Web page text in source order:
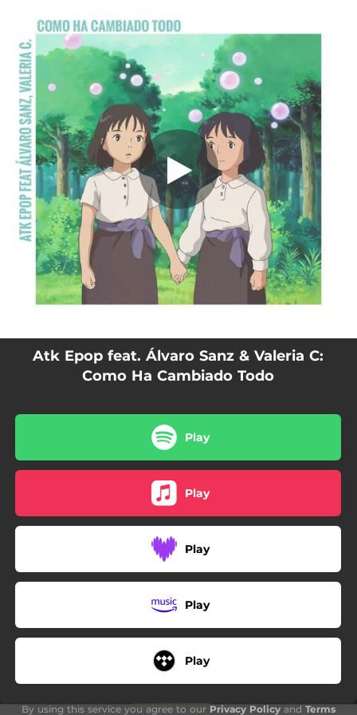
You're all set!
Como Ha Cambiado Todo (feat. Álvaro
Sanz & Valeria C)
Como Ha Cambiado Todo (feat. Álvaro Sanz & Valeria C)
04:03
Atk Epop feat. Álvaro Sanz & Valeria C:
Como Ha Cambiado Todo
Play
Play
Play
Play
Play
By using this service you agree to our Privacy Policy and Terms